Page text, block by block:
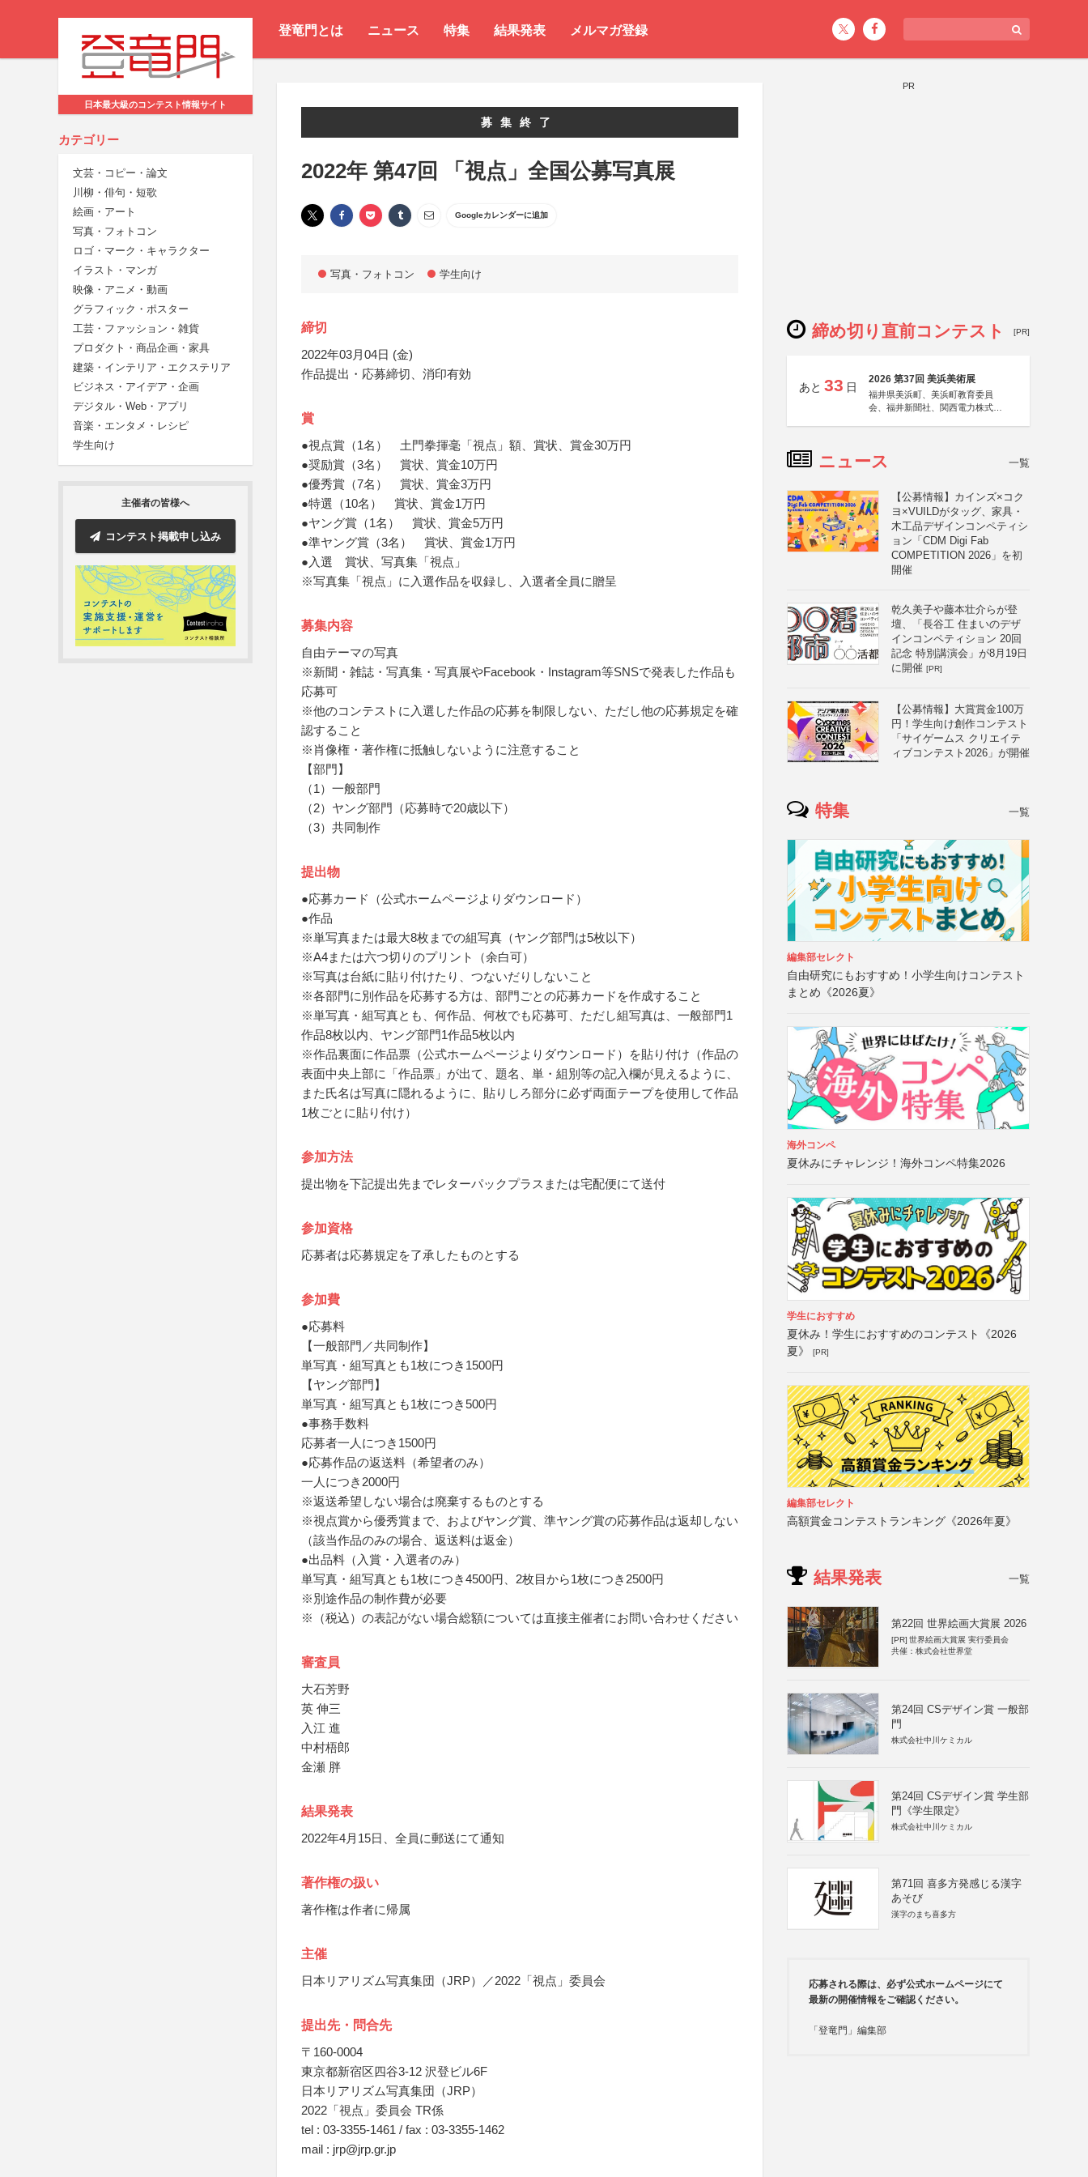
登竜門とは ニュース 特集 結果発表 メルマガ登録
日本最大級のコンテスト情報サイト
カテゴリー
文芸・コピー・論文
川柳・俳句・短歌
絵画・アート
写真・フォトコン
ロゴ・マーク・キャラクター
イラスト・マンガ
映像・アニメ・動画
グラフィック・ポスター
工芸・ファッション・雑貨
プロダクト・商品企画・家具
建築・インテリア・エクステリア
ビジネス・アイデア・企画
デジタル・Web・アプリ
音楽・エンタメ・レシピ
学生向け
主催者の皆様へ
コンテスト掲載申し込み
募集終了
2022年 第47回 「視点」全国公募写真展
Googleカレンダーに追加
写真・フォトコン 学生向け
締切
2022年03月04日 (金)
作品提出・応募締切、消印有効
賞
●視点賞（1名） 土門拳揮毫「視点」額、賞状、賞金30万円
●奨励賞（3名） 賞状、賞金10万円
●優秀賞（7名） 賞状、賞金3万円
●特選（10名） 賞状、賞金1万円
●ヤング賞（1名） 賞状、賞金5万円
●準ヤング賞（3名） 賞状、賞金1万円
●入選 賞状、写真集「視点」
※写真集「視点」に入選作品を収録し、入選者全員に贈呈
募集内容
自由テーマの写真
※新聞・雑誌・写真集・写真展やFacebook・Instagram等SNSで発表した作品も
応募可
※他のコンテストに入選した作品の応募を制限しない、ただし他の応募規定を確
認すること
※肖像権・著作権に抵触しないように注意すること
【部門】
（1）一般部門
（2）ヤング部門（応募時で20歳以下）
（3）共同制作
提出物
●応募カード（公式ホームページよりダウンロード）
●作品
※単写真または最大8枚までの組写真（ヤング部門は5枚以下）
※A4または六つ切りのプリント（余白可）
※写真は台紙に貼り付けたり、つないだりしないこと
※各部門に別作品を応募する方は、部門ごとの応募カードを作成すること
※単写真・組写真とも、何作品、何枚でも応募可、ただし組写真は、一般部門1
作品8枚以内、ヤング部門1作品5枚以内
※作品裏面に作品票（公式ホームページよりダウンロード）を貼り付け（作品の
表面中央上部に「作品票」が出て、題名、単・組別等の記入欄が見えるように、
また氏名は写真に隠れるように、貼りしろ部分に必ず両面テープを使用して作品
1枚ごとに貼り付け）
参加方法
提出物を下記提出先までレターパックプラスまたは宅配便にて送付
参加資格
応募者は応募規定を了承したものとする
参加費
●応募料
【一般部門／共同制作】
単写真・組写真とも1枚につき1500円
【ヤング部門】
単写真・組写真とも1枚につき500円
●事務手数料
応募者一人につき1500円
●応募作品の返送料（希望者のみ）
一人につき2000円
※返送希望しない場合は廃棄するものとする
※視点賞から優秀賞まで、およびヤング賞、準ヤング賞の応募作品は返却しない
（該当作品のみの場合、返送料は返金）
●出品料（入賞・入選者のみ）
単写真・組写真とも1枚につき4500円、2枚目から1枚につき2500円
※別途作品の制作費が必要
※（税込）の表記がない場合総額については直接主催者にお問い合わせください
審査員
大石芳野
英 伸三
入江 進
中村梧郎
金瀬 胖
結果発表
2022年4月15日、全員に郵送にて通知
著作権の扱い
著作権は作者に帰属
主催
日本リアリズム写真集団（JRP）／2022「視点」委員会
提出先・問合先
〒160-0004
東京都新宿区四谷3-12 沢登ビル6F
日本リアリズム写真集団（JRP）
2022「視点」委員会 TR係
tel : 03-3355-1461 / fax : 03-3355-1462
mail : jrp@jrp.gr.jp
PR
締め切り直前コンテスト [PR]
あと 33 日
2026 第37回 美浜美術展
福井県美浜町、美浜町教育委員
会、福井新聞社、関西電力株式会
ニュース 一覧
【公募情報】カインズ×コク
ヨ×VUILDがタッグ、家具・
木工品デザインコンペティシ
ョン「CDM Digi Fab
COMPETITION 2026」を初
開催
乾久美子や藤本壮介らが登
壇、「長谷工 住まいのデザ
インコンペティション 20回
記念 特別講演会」が8月19日
に開催 [PR]
【公募情報】大賞賞金100万
円！学生向け創作コンテスト
「サイゲームス クリエイテ
ィブコンテスト2026」が開催
特集 一覧
編集部セレクト
自由研究にもおすすめ！小学生向けコンテスト
まとめ《2026夏》
海外コンペ
夏休みにチャレンジ！海外コンペ特集2026
学生におすすめ
夏休み！学生におすすめのコンテスト《2026
夏》
[PR]
編集部セレクト
高額賞金コンテストランキング《2026年夏》
結果発表 一覧
第22回 世界絵画大賞展 2026
[PR] 世界絵画大賞展 実行委員会
共催：株式会社世界堂
第24回 CSデザイン賞 一般部
門
株式会社中川ケミカル
第24回 CSデザイン賞 学生部
門《学生限定》
株式会社中川ケミカル
第71回 喜多方発感じる漢字
あそび
漢字のまち喜多方
応募される際は、必ず公式ホームページにて
最新の開催情報をご確認ください。
「登竜門」編集部